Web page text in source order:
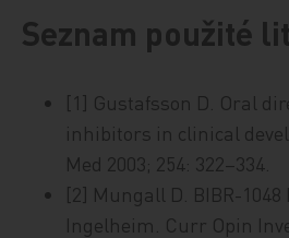
Seznam použité
[1] Gustafsson D. Oral
inhibitors in clinical
Med 2003; 254: 322–334.
[2] Mungall D. BIBR-
Ingelheim. Curr Opin